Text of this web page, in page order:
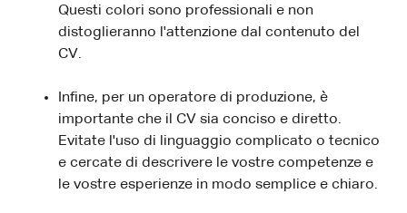
Questi colori sono professionali e non
distoglieranno l'attenzione dal contenuto del
CV.
Infine, per un operatore di produzione, è
importante che il CV sia conciso e diretto.
Evitate l'uso di linguaggio complicato o tecnico
e cercate di descrivere le vostre competenze e
le vostre esperienze in modo semplice e chiaro.